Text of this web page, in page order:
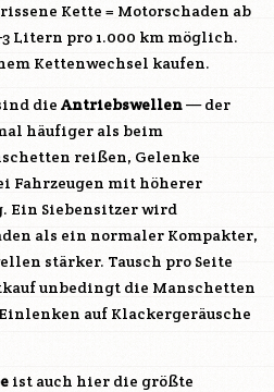
Kette = Motorschaden ab
Litern pro 1.000 km möglich.
Kettenwechsel kaufen.
die Antriebswellen— der
häufiger als beim
reißen, Gelenke
Fahrzeugen mit höherer
Ein Siebensitzer wird
als ein normaler Kompakter,
stärker. Tausch pro Seite
unbedingt die Manschetten
auf Klackergeräusche
ist auch hier die größte